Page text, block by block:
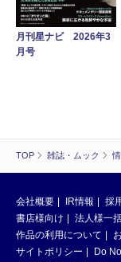
TOP 雑誌・ムック
月刊星ナビ 2026年3
月号
会社概要 IR情報 採
書店様向け
法人様一
作品の利用について
サイトポリシー
Do